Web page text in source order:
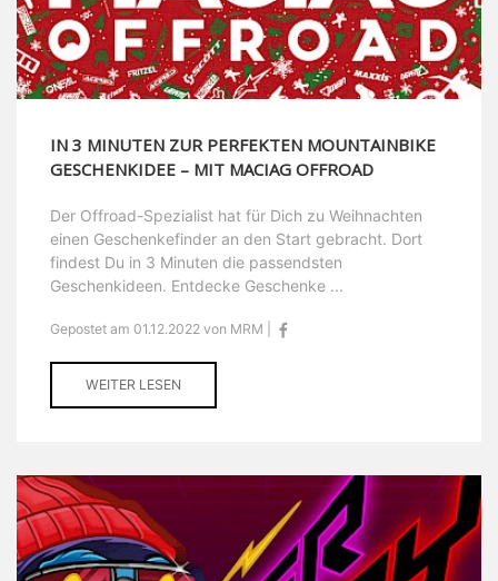
IN 3 MINUTEN ZUR PERFEKTEN MOUNTAINBIKE
GESCHENKIDEE – MIT MACIAG OFFROAD
Der Offroad-Spezialist hat für Dich zu Weihnachten
einen Geschenkefinder an den Start gebracht. Dort
findest Du in 3 Minuten die passendsten
Geschenkideen. Entdecke Geschenke ...
Gepostet am 01.12.2022 von MRM |
WEITER LESEN